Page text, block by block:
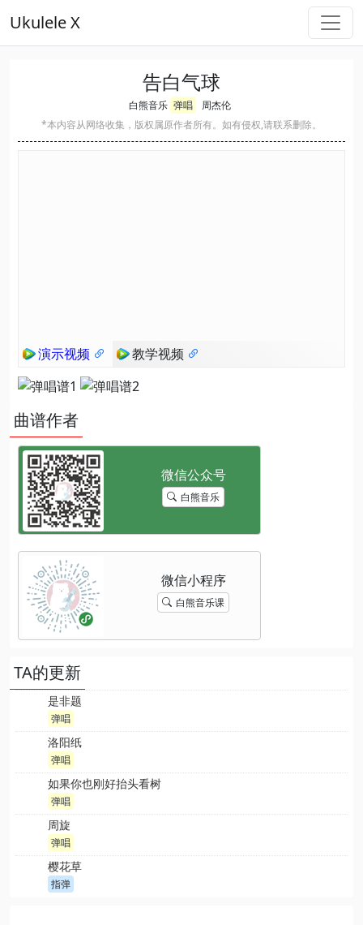
Ukulele X
告白气球
白熊音乐 弹唱
周杰伦
*本内容从网络收集，版权属原作者所有。如有侵权,请联系删除。
演示视频 教学视频
曲谱作者
白熊音乐
白熊音乐课
TA的更新
是非题
弹唱
洛阳纸
弹唱
如果你也刚好抬头看树
弹唱
周旋
弹唱
樱花草
指弹